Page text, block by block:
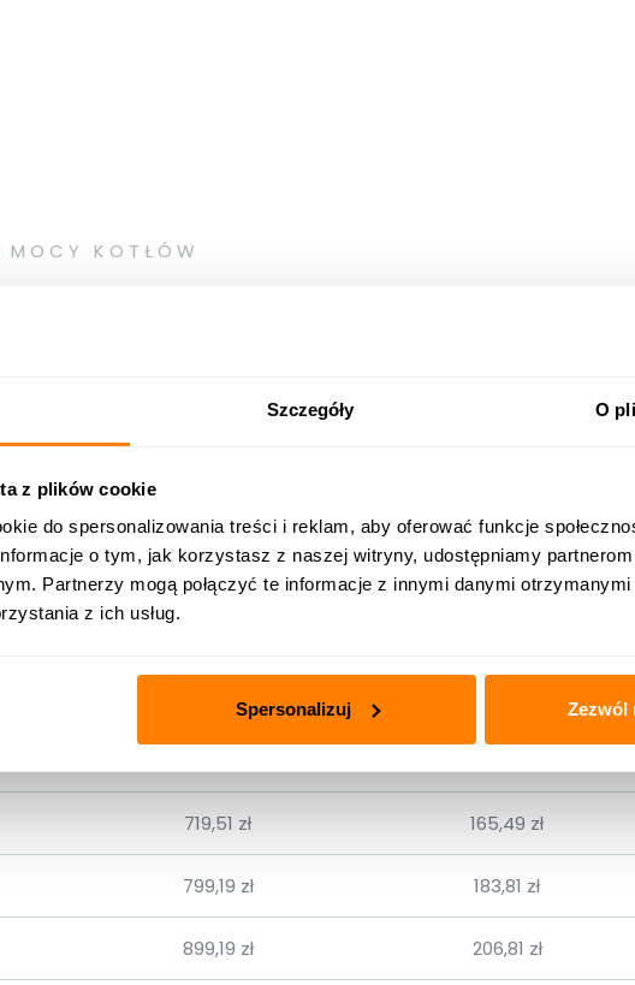
Szczegóły O
z plików cookie
do spersonalizowania treści i reklam, aby oferować funkcje
o tym, jak korzystasz z naszej witryny, udostępniamy partnerom
Partnerzy mogą połączyć te informacje z innymi danymi otrzymanymi
z ich usług.
Spersonalizuj Zezwól
MOCY KOTŁÓW
do-160 m²*
14.211,38 zł
180-240 m²
240-320 m²*
16.227,64 zł
719,51 zł 165,49 zł
799,19 zł 183,81 zł
899,19 zł 206,81 zł